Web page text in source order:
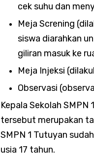
cek suhu dan
Meja Screning
siswa diarahkan
giliran masuk ke
Meja Injeksi
Observasi
Kepala Sekolah SMPN
tersebut merupakan
SMPN 1 Tutuyan
usia 17 tahun.